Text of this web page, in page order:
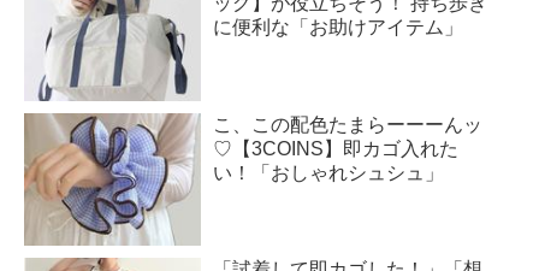
に便利な「お助けアイテム」
こ、この配色たまらーーーんッ
♡【3COINS】即カゴ入れた
い！「おしゃれシュシュ」